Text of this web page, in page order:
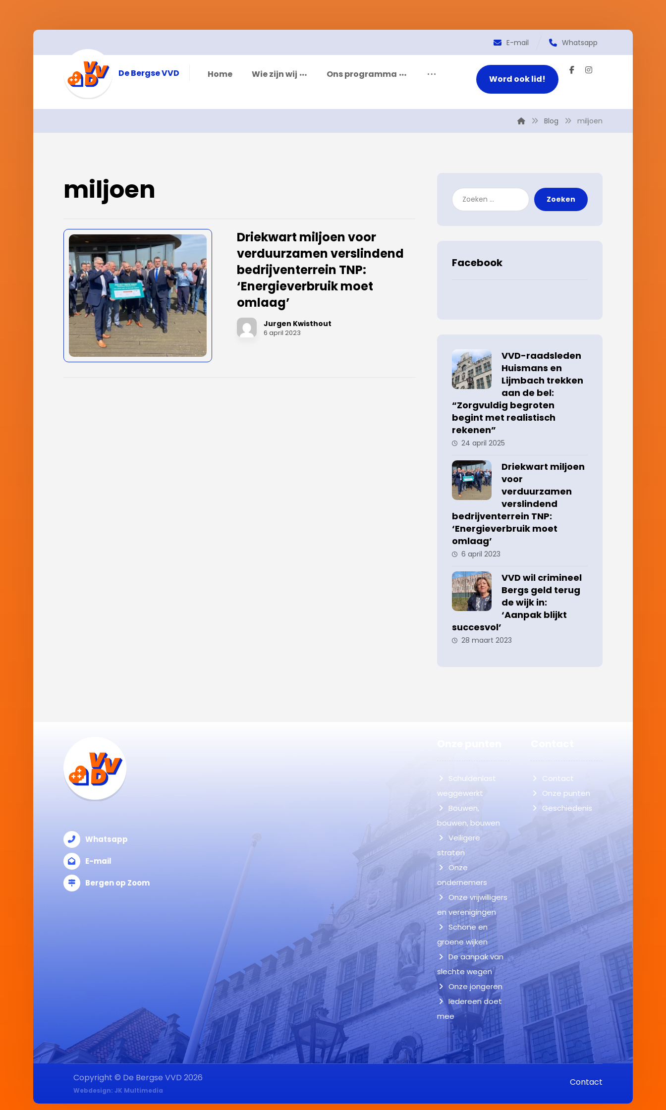
Whatsapp
E-mail
De Bergse VVD Home Wie zijn wij Ons programma Word ook lid!
Blog miljoen
miljoen
Driekwart miljoen voor
verduurzamen verslindend
bedrijventerrein TNP:
‘Energieverbruik moet
omlaag’
Jurgen Kwisthout
6 april 2023
Zoeken
Facebook
VVD-raadsleden
Huismans en
Lijmbach trekken
aan de bel:
“Zorgvuldig begroten
begint met realistisch
rekenen”
24 april 2025
Driekwart miljoen
voor
verduurzamen
verslindend
bedrijventerrein TNP:
‘Energieverbruik moet
omlaag’
6 april 2023
VVD wil crimineel
Bergs geld terug
de wijk in:
‘Aanpak blijkt
succesvol’
28 maart 2023
Whatsapp
E-mail
Bergen op Zoom
Schuldenlast
weggewerkt
Bouwen,
bouwen, bouwen
Veiligere
straten
Onze
ondernemers
Onze vrijwilligers
en verenigingen
Schone en
groene wijken
De aanpak van
slechte wegen
Onze jongeren
Iedereen doet
mee
Contact
Onze punten
Geschiedenis
Copyright © De Bergse VVD 2026
Webdesign: JK Multimedia
Contact